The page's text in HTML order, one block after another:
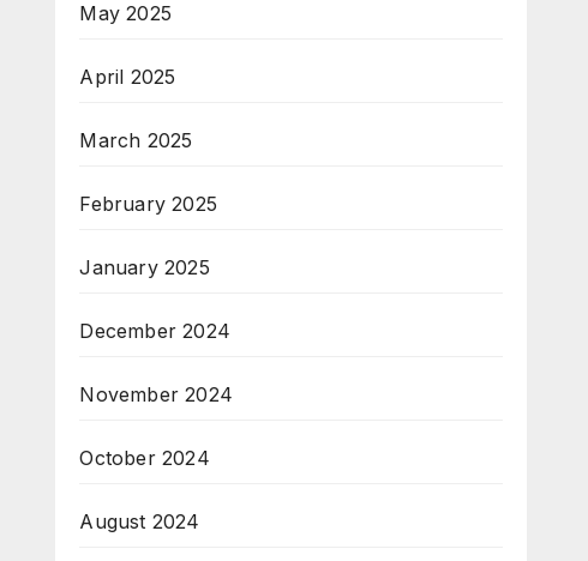
May 2025
April 2025
March 2025
February 2025
January 2025
December 2024
November 2024
October 2024
August 2024